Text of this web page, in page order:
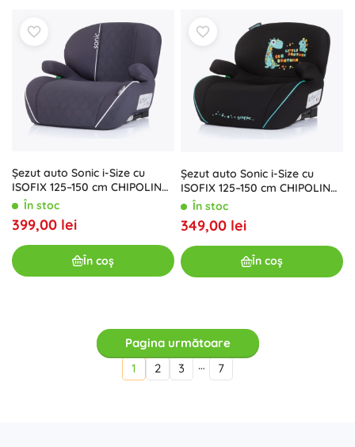
Şezut auto Sonic i-Size cu
ISOFIX 125–150 cm CHIPOLINO
– Antracit
În stoc
399,00 lei
În coș
Şezut auto Sonic i-Size cu
ISOFIX 125–150 cm CHIPOLINO
– Dino
În stoc
349,00 lei
În coș
Pagina următoare
1
2 3 … 7